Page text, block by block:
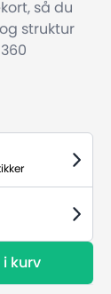
så du
struktur
kurv